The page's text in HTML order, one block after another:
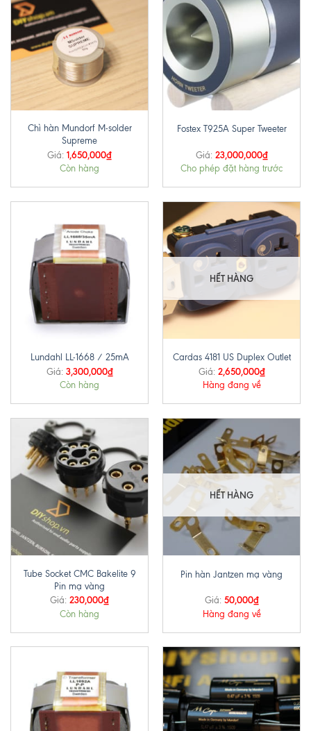
Chì hàn Mundorf M-solder
Supreme
Giá: 1,650,000₫
Còn hàng
Fostex T925A Super Tweeter
Giá: 23,000,000₫
Cho phép đặt hàng trước
Lundahl LL-1668 / 25mA
Giá: 3,300,000₫
Còn hàng
HẾT HÀNG
Cardas 4181 US Duplex Outlet
Giá: 2,650,000₫
Hàng đang về
Tube Socket CMC Bakelite 9
Pin mạ vàng
Giá: 230,000₫
Còn hàng
HẾT HÀNG
Pin hàn Jantzen mạ vàng
Giá: 50,000₫
Hàng đang về